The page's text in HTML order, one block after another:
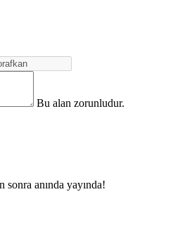
Bu alan zorunludur.
sonra anında yayında!